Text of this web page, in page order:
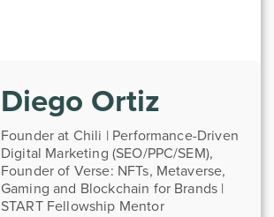
Diego Ortiz
Founder at Chili | Performance-Driven
Digital Marketing (SEO/PPC/SEM),
Founder of Verse: NFTs, Metaverse,
Gaming and Blockchain for Brands |
START Fellowship Mentor